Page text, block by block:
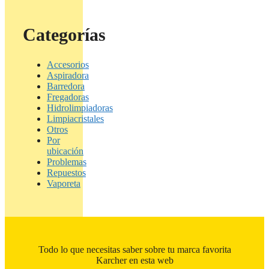
Categorías
Accesorios
Aspiradora
Barredora
Fregadoras
Hidrolimpiadoras
Limpiacristales
Otros
Por
ubicación
Problemas
Repuestos
Vaporeta
Todo lo que necesitas saber sobre tu marca favorita
Karcher en esta web